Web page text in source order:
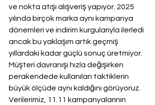
ve nokta atışı alışveriş yapıyor. 2025
yılında birçok marka aynı kampanya
dönemleri ve indirim kurgularıyla ilerledi
ancak bu yaklaşım artık geçmiş
yıllardaki kadar güçlü sonuç üretmiyor.
Müşteri davranışı hızla değişirken
perakendede kullanılan taktiklerin
büyük ölçüde aynı kaldığını görüyoruz.
Verilerimiz, 11.11 kampanyalarının